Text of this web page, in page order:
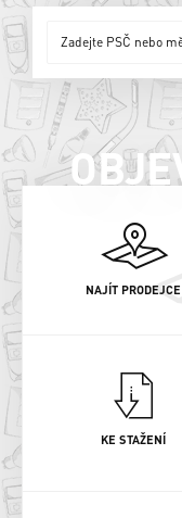
NAJÍT PRODEJCE
KE STAŽENÍ